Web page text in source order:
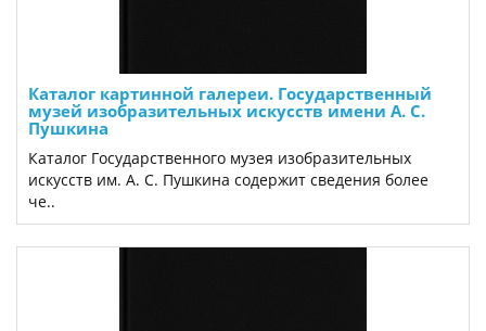
Каталог картинной галереи. Государственный
музей изобразительных искусств имени А. С.
Пушкина
Каталог Государственного музея изобразительных
искусств им. А. С. Пушкина содержит сведения более
че..